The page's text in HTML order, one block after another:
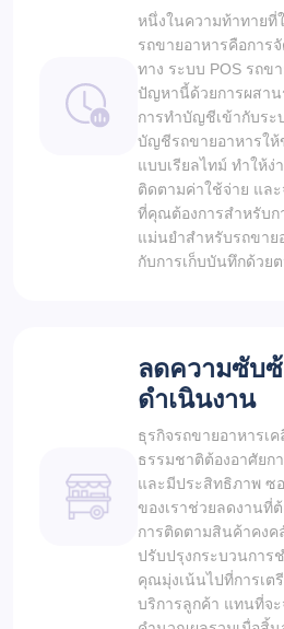
หนึ่งในความท้าทายที่
รถขายอาหารคือการ
ทาง ระบบ POS รถข
ปัญหานี้ด้วยการผสา
การทำบัญชีเข้ากับระ
บัญชีรถขายอาหารให้
แบบเรียลไทม์ ทำให้ง่
ติดตามค่าใช้จ่าย แล
ที่คุณต้องการสำหรับ
แม่นยำสำหรับรถขาย
กับการเก็บบันทึกด้วยต
ลดความซับ
ดำเนินงาน
ธุรกิจรถขายอาหารเ
ธรรมชาติต้องอาศัยก
และมีประสิทธิภาพ ซ
ของเราช่วยลดงานที่
การติดตามสินค้าคงค
ปรับปรุงกระบวนการ
คุณมุ่งเน้นไปที่การเต
บริการลูกค้า แทนที่จะ